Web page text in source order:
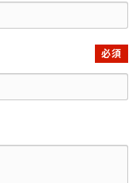
必須